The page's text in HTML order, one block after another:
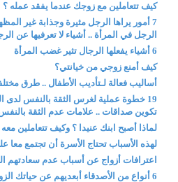
كيف تتعاملين مع زوجك عندما يفقد عمله ؟
7 أمور يراها الرجل مثيرة وجذابة غير
الرجل في المرأة .. أشياء لا تعرفيها عن
6 أشياء يفعلها الرجال تثير غضب المرأة
كيف أمنع زوجي من خيانتي؟
أساليب فعالة لـتأديب الأطفال .. طرق
19 خطوة عملية لغرس الثقة بالنفس لدى
تكوين صداقات .. علامات عدم الثقة
لماذا أصبح ابنك عنيدا ؟ وكيف تتعاملين
لهذه الأسباب تحتاج الأسرة أن تجتمع معا
اعترافات أزواج عن أسباب عدم سعادتهم
6 أنواع من الأصدقاء أبعديهم عن حياتك